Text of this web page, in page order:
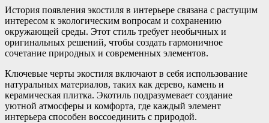
История появления экостиля в интерьере связана с растущим
интересом к экологическим вопросам и сохранению
окружающей среды. Этот стиль требует необычных и
оригинальных решений, чтобы создать гармоничное
сочетание природных и современных элементов.
Ключевые черты экостиля включают в себя использование
натуральных материалов, таких как дерево, камень и
керамическая плитка. Экотиль подразумевает создание
уютной атмосферы и комфорта, где каждый элемент
интерьера способен воссоединить с природой.